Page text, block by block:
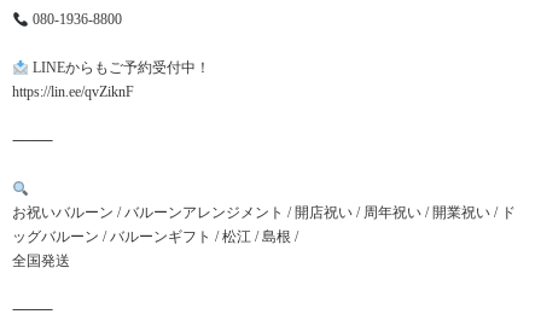
080-1936-8800
LINEからもご予約受付中！
https://lin.ee/qvZiknF
⸻
お祝いバルーン / バルーンアレンジメント / 開店祝い / 周年祝い / 開業祝い / ド
ッグバルーン / バルーンギフト / 松江 / 島根 /
全国発送
⸻